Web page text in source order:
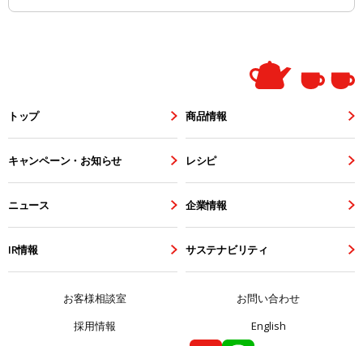
トップ 商品情報
キャンペーン・お知らせ レシピ
ニュース 企業情報
IR情報 サステナビリティ
お客様相談室
お問い合わせ
採用情報
English